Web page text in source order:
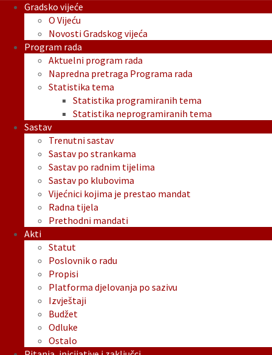
Gradsko vijeće
O Vijeću
Novosti Gradskog vijeća
Program rada
Aktuelni program rada
Napredna pretraga Programa rada
Statistika tema
Statistika programiranih tema
Statistika neprogramiranih tema
Sastav
Trenutni sastav
Sastav po strankama
Sastav po radnim tijelima
Sastav po klubovima
Vijećnici kojima je prestao mandat
Radna tijela
Prethodni mandati
Akti
Statut
Poslovnik o radu
Propisi
Platforma djelovanja po sazivu
Izvještaji
Budžet
Odluke
Ostalo